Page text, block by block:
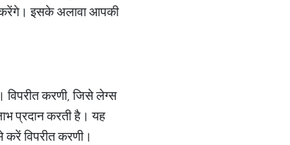
इसके अलावा आपकी
करणी, जिसे लेग्स
प्रदान करती है। यह
विपरीत करणी।